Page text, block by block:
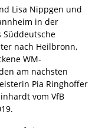
Lisa Nippgen und
in der
Süddeutsche
nach Heilbronn,
WM-
am nächsten
Pia Ringhoffer
vom VfB